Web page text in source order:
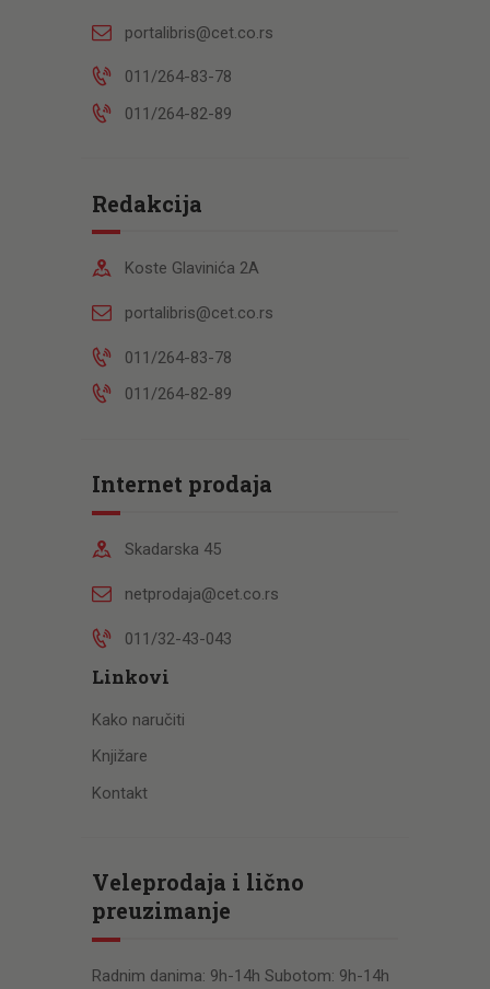
portalibris@cet.co.rs
011/264-83-78
011/264-82-89
Redakcija
Koste Glavinića 2A
portalibris@cet.co.rs
011/264-83-78
011/264-82-89
Internet prodaja
Skadarska 45
netprodaja@cet.co.rs
011/32-43-043
Linkovi
Kako naručiti
Knjižare
Kontakt
Veleprodaja i lično
preuzimanje
Radnim danima: 9h-14h Subotom: 9h-14h